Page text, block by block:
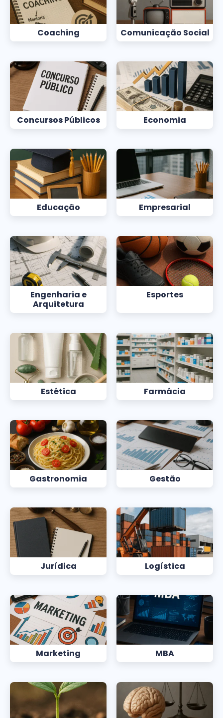
Coaching Comunicação Social
Concursos Públicos Economia
Educação Empresarial
Engenharia e
Arquitetura
Esportes
Estética Farmácia
Gastronomia Gestão
Jurídica Logística
Marketing MBA